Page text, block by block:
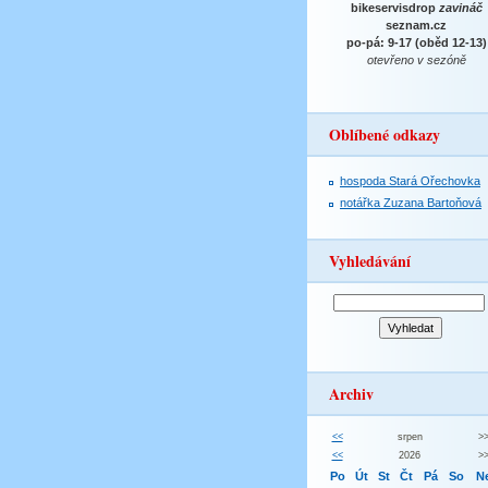
bikeservisdrop zavináč
seznam.cz
po-pá: 9-17 (oběd 12-13)
otevřeno v sezóně
Oblíbené odkazy
hospoda Stará Ořechovka
notářka Zuzana Bartoňová
Vyhledávání
Archiv
<< srpen
>>
<<
2026 >>
Po Út St Čt Pá So